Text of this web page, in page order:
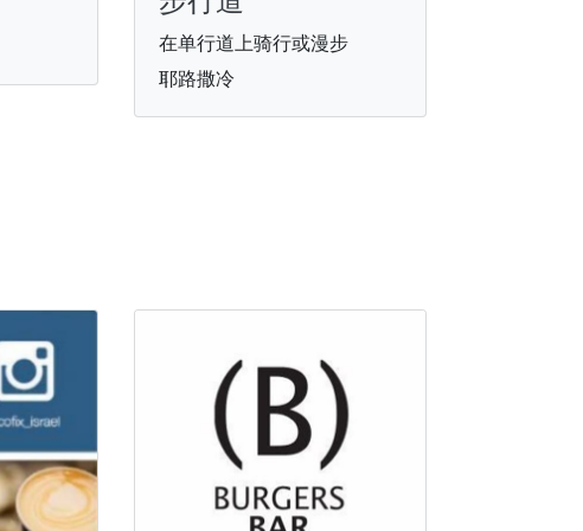
在单行道上骑行或漫步
耶路撒冷